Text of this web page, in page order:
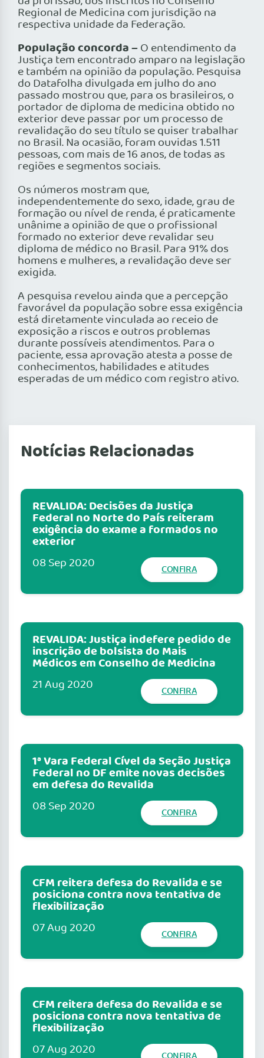
Regional de Medicina com jurisdição na
respectiva unidade da Federação.
População concorda –O entendimento da
Justiça tem encontrado amparo na legislação
e também na opinião da população. Pesquisa
do Datafolha divulgada em julho do ano
passado mostrou que, para os brasileiros, o
portador de diploma de medicina obtido no
exterior deve passar por um processo de
revalidação do seu título se quiser trabalhar
no Brasil. Na ocasião, foram ouvidas 1.511
pessoas, com mais de 16 anos, de todas as
regiões e segmentos sociais.
Os números mostram que,
independentemente do sexo, idade, grau de
formação ou nível de renda, é praticamente
unânime a opinião de que o profissional
formado no exterior deve revalidar seu
diploma de médico no Brasil. Para 91% dos
homens e mulheres, a revalidação deve ser
exigida.
A pesquisa revelou ainda que a percepção
favorável da população sobre essa exigência
está diretamente vinculada ao receio de
exposição a riscos e outros problemas
durante possíveis atendimentos. Para o
paciente, essa aprovação atesta a posse de
conhecimentos, habilidades e atitudes
esperadas de um médico com registro ativo.
Notícias Relacionadas
REVALIDA: Decisões da Justiça
Federal no Norte do País reiteram
exigência do exame a formados no
exterior
08 Sep 2020 CONFIRA
REVALIDA: Justiça indefere pedido de
inscrição de bolsista do Mais
Médicos em Conselho de Medicina
21 Aug 2020 CONFIRA
1ª Vara Federal Cível da Seção Justiça
Federal no DF emite novas decisões
em defesa do Revalida
08 Sep 2020 CONFIRA
CFM reitera defesa do Revalida e se
posiciona contra nova tentativa de
flexibilização
07 Aug 2020 CONFIRA
CFM reitera defesa do Revalida e se
posiciona contra nova tentativa de
flexibilização
07 Aug 2020